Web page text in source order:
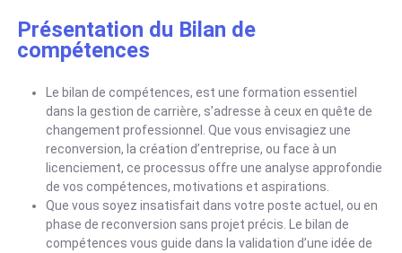
Présentation du Bilan de
compétences
Le bilan de compétences, est une formation essentiel
dans la gestion de carrière, s’adresse à ceux en quête de
changement professionnel. Que vous envisagiez une
reconversion, la création d’entreprise, ou face à un
licenciement, ce processus offre une analyse approfondie
de vos compétences, motivations et aspirations.
Que vous soyez insatisfait dans votre poste actuel, ou en
phase de reconversion sans projet précis. Le bilan de
compétences vous guide dans la validation d’une idée de